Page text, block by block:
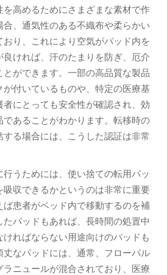
高めるためにさまざまな素材で作
、通気性のある不織布や柔らかい
り、これにより空気がパッド内を
ければ、汗のたまりを防ぎ、厄介
ができます。一部の高品質な製品
付いているものや、特定の医療基
にとっても安全性が確認され、効
あることがわかります。転移時の
る場合には、こうした認証は非常
うためには、使い捨ての転用パッ
吸収できるかというのは非常に重要
患者がベッド内で移動するのを補
パッドもあれば、長時間の処置中
ればならない用途向けのパッドも
なパッドには、通常、フローパル
ニュールが混合されており、医療